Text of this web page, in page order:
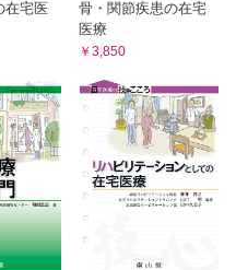
在宅医
骨・関節疾患の在宅
医療
￥3,850